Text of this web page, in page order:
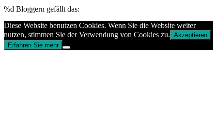
%d Bloggern gefällt das:
Diese Website benutzen Cookies. Wenn Sie die Website weiter
nutzen, stimmen Sie der Verwendung von Cookies zu. Akzeptieren
Erfahren Sie mehr